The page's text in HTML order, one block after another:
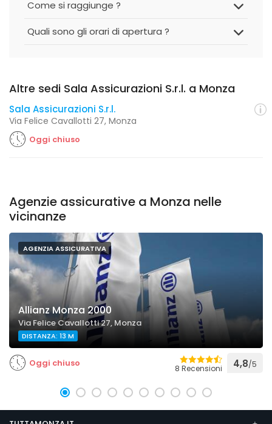
Come si raggiunge ?
Quali sono gli orari di apertura ?
Altre sedi Sala Assicurazioni S.r.l. a Monza
Sala Assicurazioni S.r.l.
Via Felice Cavallotti 27, Monza
Oggi chiuso
Agenzie assicurative a Monza nelle
vicinanze
AGENZIA ASSICURATIVA
Allianz Monza 2000
Via Felice Cavallotti 27, Monza
DISTANZA: 13 M
Oggi chiuso 8 Recensioni 4,8/5